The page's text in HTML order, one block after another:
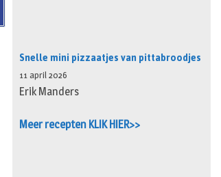
Snelle mini pizzaatjes van pittabroodjes
11 april 2026
Erik Manders
Meer recepten KLIK HIER>>